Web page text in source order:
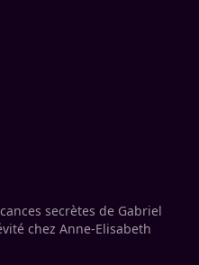
secrètes de Gabriel
chez Anne-Elisabeth